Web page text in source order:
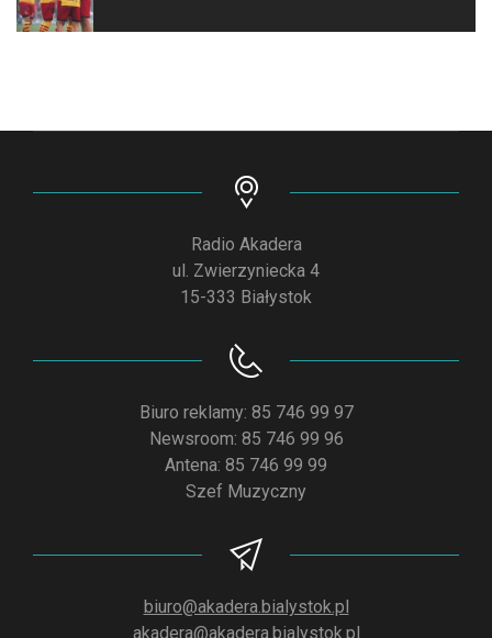
Radio Akadera
ul. Zwierzyniecka 4
15-333 Białystok
Biuro reklamy: 85 746 99 97
Newsroom: 85 746 99 96
Antena: 85 746 99 99
Szef Muzyczny
biuro@akadera.bialystok.pl
akadera@akadera.bialystok.pl